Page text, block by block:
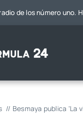
de los número uno.
Besmaya publica ‘La